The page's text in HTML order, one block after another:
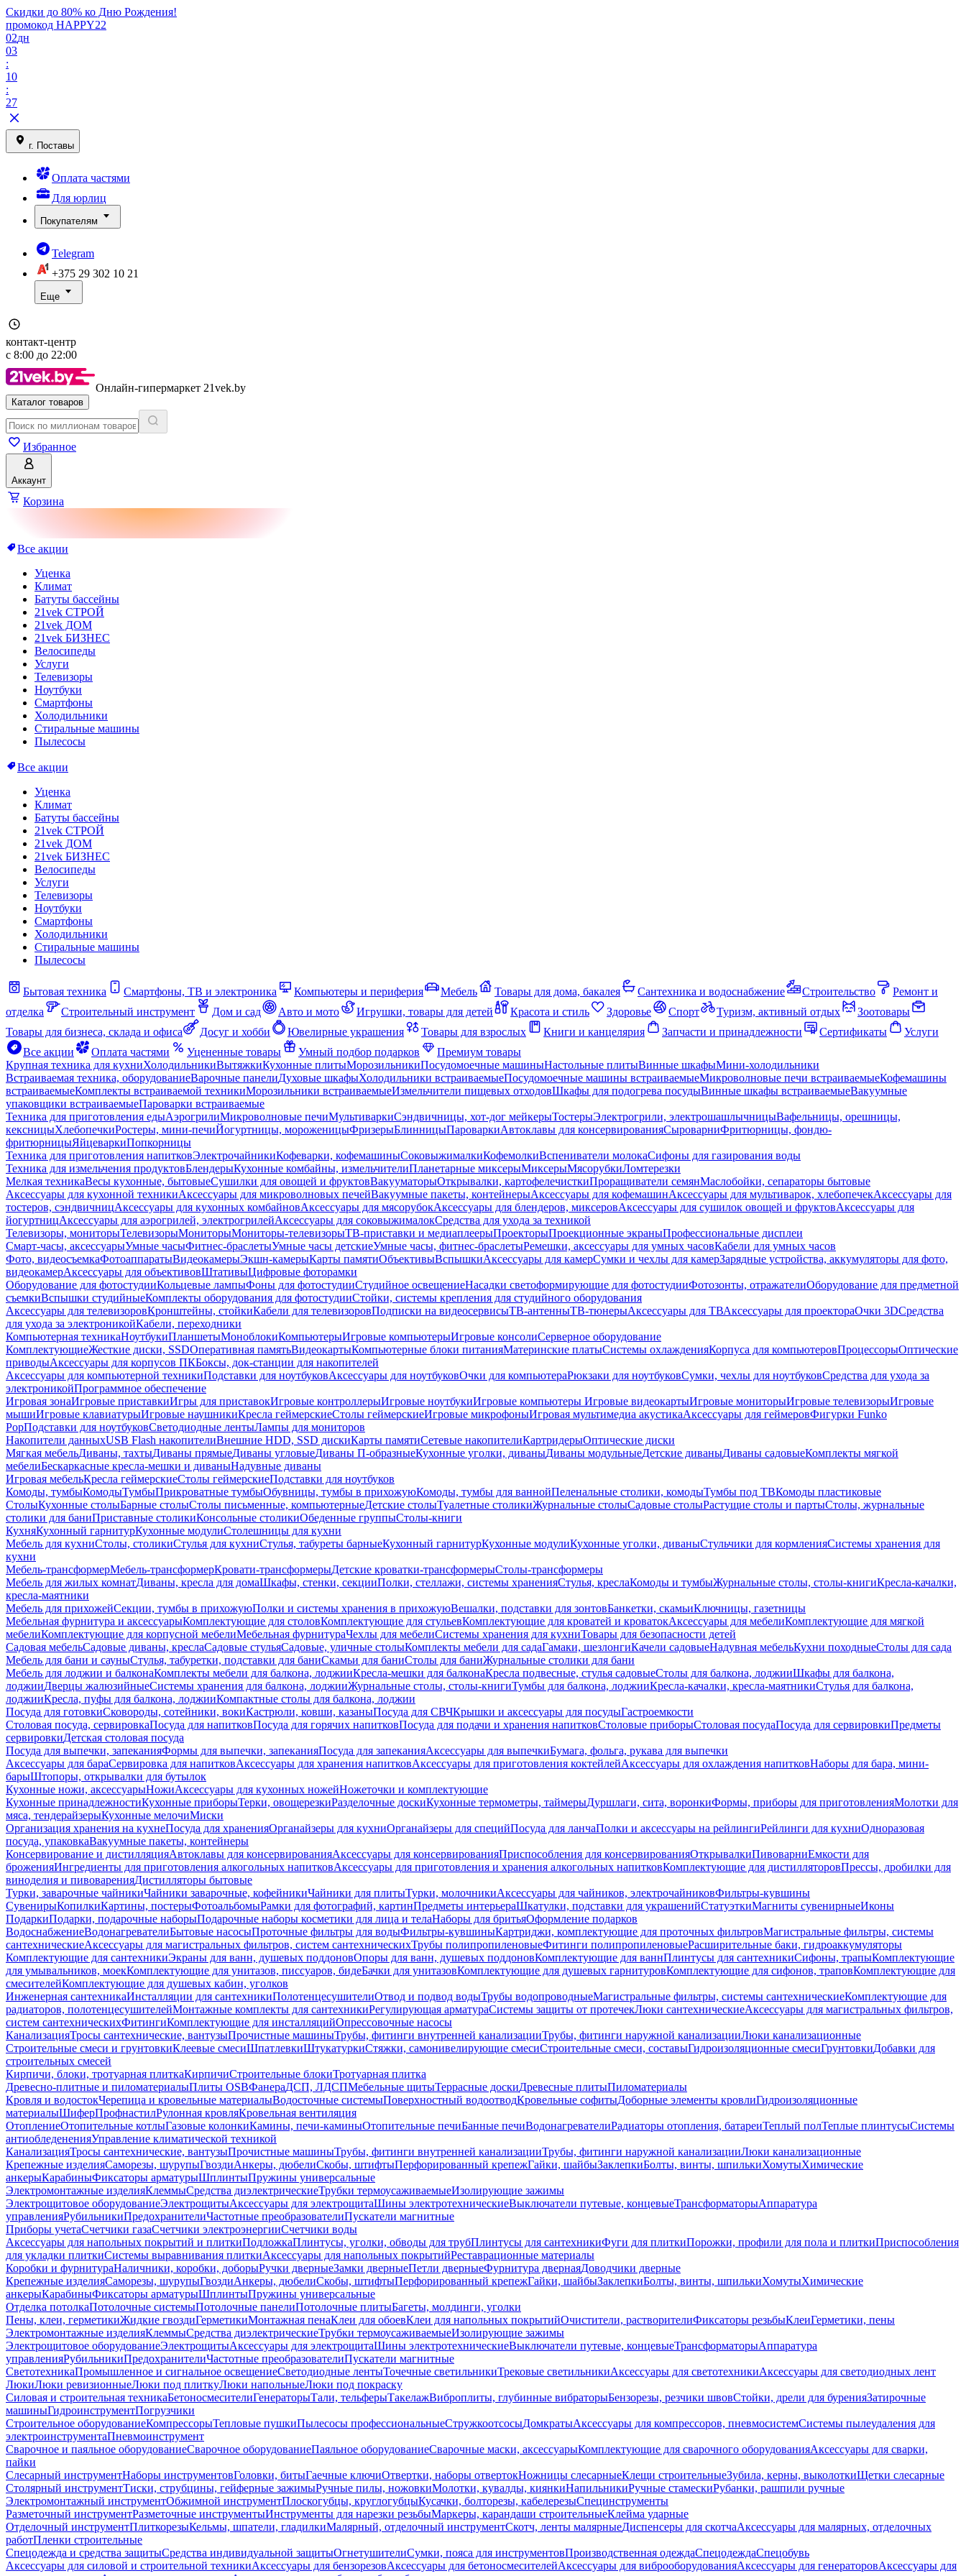
Скидки до 80% ко Дню Рождения!
промокод HAPPY22
02дн
03
:
10
:
27
г. Поставы
Оплата частями
Для юрлиц
Покупателям
Telegram
+375 29 302 10 21
Еще
контакт-центр
с 8:00 до 22:00
Онлайн-гипермаркет 21vek.by
Каталог товаров
Избранное
Аккаунт
Корзина
Все акции
Уценка
Климат
Батуты бассейны
21vek СТРОЙ
21vek ДОМ
21vek БИЗНЕС
Велосипеды
Услуги
Телевизоры
Ноутбуки
Смартфоны
Холодильники
Стиральные машины
Пылесосы
Все акции
Уценка
Климат
Батуты бассейны
21vek СТРОЙ
21vek ДОМ
21vek БИЗНЕС
Велосипеды
Услуги
Телевизоры
Ноутбуки
Смартфоны
Холодильники
Стиральные машины
Пылесосы
Бытовая техника Смартфоны, ТВ и электроника Компьютеры и периферия Мебель Товары для дома, бакалея Сантехника и водоснабжение Строительство
Ремонт и
отделка
Строительный инструмент Дом и сад Авто и мото Игрушки, товары для детей Красота и стиль Здоровье Спорт Туризм, активный отдых
Зоотовары
Товары для бизнеса, склада и офиса
Досуг и хобби Ювелирные украшения Товары для взрослых Книги и канцелярия Запчасти и принадлежности Сертификаты
Услуги
Все акции
Оплата частями Уцененные товары Умный подбор подарков
Премиум товары
Крупная техника для кухниХолодильникиВытяжкиКухонные плитыМорозильникиПосудомоечные машиныНастольные плитыВинные шкафыМини-холодильники
Встраиваемая техника, оборудованиеВарочные панелиДуховые шкафыХолодильники встраиваемыеПосудомоечные машины встраиваемыеМикроволновые печи встраиваемыеКофемашины
встраиваемыеКомплекты встраиваемой техникиМорозильники встраиваемыеИзмельчители пищевых отходовШкафы для подогрева посудыВинные шкафы встраиваемыеВакуумные
упаковщики встраиваемыеПароварки встраиваемые
Техника для приготовления едыАэрогрилиМикроволновые печиМультиваркиСэндвичницы, хот-дог мейкерыТостерыЭлектрогрили, электрошашлычницыВафельницы, орешницы,
кексницыХлебопечкиРостеры, мини-печиЙогуртницы, мороженицыФризерыБлинницыПароваркиАвтоклавы для консервированияСыроварниФритюрницы, фондю-
фритюрницыЯйцеваркиПопкорницы
Техника для приготовления напитковЭлектрочайникиКофеварки, кофемашиныСоковыжималкиКофемолкиВспениватели молокаСифоны для газирования воды
Техника для измельчения продуктовБлендерыКухонные комбайны, измельчителиПланетарные миксерыМиксерыМясорубкиЛомтерезки
Мелкая техникаВесы кухонные, бытовыеСушилки для овощей и фруктовВакууматорыОткрывалки, картофелечисткиПроращиватели семянМаслобойки, сепараторы бытовые
Аксессуары для кухонной техникиАксессуары для микроволновых печейВакуумные пакеты, контейнерыАксессуары для кофемашинАксессуары для мультиварок, хлебопечекАксессуары для
тостеров, сэндвичницАксессуары для кухонных комбайновАксессуары для мясорубокАксессуары для блендеров, миксеровАксессуары для сушилок овощей и фруктовАксессуары для
йогуртницАксессуары для аэрогрилей, электрогрилейАксессуары для соковыжималокСредства для ухода за техникой
Телевизоры, мониторыТелевизорыМониторыМониторы-телевизорыТВ-приставки и медиаплеерыПроекторыПроекционные экраныПрофессиональные дисплеи
Смарт-часы, аксессуарыУмные часыФитнес-браслетыУмные часы детскиеУмные часы, фитнес-браслетыРемешки, аксессуары для умных часовКабели для умных часов
Фото, видеосъемкаФотоаппаратыВидеокамерыЭкшн-камерыКарты памятиОбъективыВспышкиАксессуары для камерСумки и чехлы для камерЗарядные устройства, аккумуляторы для фото,
видеокамерАксессуары для объективовШтативыЦифровые фоторамки
Оборудование для фотостудииКольцевые лампыФоны для фотостудииСтудийное освещениеНасадки светоформирующие для фотостудииФотозонты, отражателиОборудование для предметной
съемкиВспышки студийныеКомплекты оборудования для фотостудииСтойки, системы крепления для студийного оборудования
Аксессуары для телевизоровКронштейны, стойкиКабели для телевизоровПодписки на видеосервисыТВ-антенныТВ-тюнерыАксессуары для ТВАксессуары для проектораОчки 3DСредства
для ухода за электроникойКабели, переходники
Компьютерная техникаНоутбукиПланшетыМоноблокиКомпьютерыИгровые компьютерыИгровые консолиСерверное оборудование
КомплектующиеЖесткие диски, SSDОперативная памятьВидеокартыКомпьютерные блоки питанияМатеринские платыСистемы охлажденияКорпуса для компьютеровПроцессорыОптические
приводыАксессуары для корпусов ПКБоксы, док-станции для накопителей
Аксессуары для компьютерной техникиПодставки для ноутбуковАксессуары для ноутбуковОчки для компьютераРюкзаки для ноутбуковСумки, чехлы для ноутбуковСредства для ухода за
электроникойПрограммное обеспечение
Игровая зонаИгровые приставкиИгры для приставокИгровые контроллерыИгровые ноутбукиИгровые компьютеры Игровые видеокартыИгровые мониторыИгровые телевизорыИгровые
мышиИгровые клавиатурыИгровые наушникиКресла геймерскиеСтолы геймерскиеИгровые микрофоныИгровая мультимедиа акустикаАксессуары для геймеровФигурки Funko
PopПодставки для ноутбуковСветодиодные лентыЛампы для мониторов
Накопители данныхUSB Flash накопителиВнешние HDD, SSD дискиКарты памятиСетевые накопителиКартридерыОптические диски
Мягкая мебельДиваны, тахтыДиваны прямыеДиваны угловыеДиваны П-образныеКухонные уголки, диваныДиваны модульныеДетские диваныДиваны садовыеКомплекты мягкой
мебелиБескаркасные кресла-мешки и диваныНадувные диваны
Игровая мебельКресла геймерскиеСтолы геймерскиеПодставки для ноутбуков
Комоды, тумбыКомодыТумбыПрикроватные тумбыОбувницы, тумбы в прихожуюКомоды, тумбы для ваннойПеленальные столики, комодыТумбы под ТВКомоды пластиковые
СтолыКухонные столыБарные столыСтолы письменные, компьютерныеДетские столыТуалетные столикиЖурнальные столыСадовые столыРастущие столы и партыСтолы, журнальные
столики для баниПриставные столикиКонсольные столикиОбеденные группыСтолы-книги
КухняКухонный гарнитурКухонные модулиСтолешницы для кухни
Мебель для кухниСтолы, столикиСтулья для кухниСтулья, табуреты барныеКухонный гарнитурКухонные модулиКухонные уголки, диваныСтульчики для кормленияСистемы хранения для
кухни
Мебель-трансформерМебель-трансформерКровати-трансформерыДетские кроватки-трансформерыСтолы-трансформеры
Мебель для жилых комнатДиваны, кресла для домаШкафы, стенки, секцииПолки, стеллажи, системы храненияСтулья, креслаКомоды и тумбыЖурнальные столы, столы-книгиКресла-качалки,
кресла-маятники
Мебель для прихожейСекции, тумбы в прихожуюПолки и системы хранения в прихожуюВешалки, подставки для зонтовБанкетки, скамьиКлючницы, газетницы
Мебельная фурнитура и аксессуарыКомплектующие для столовКомплектующие для стульевКомплектующие для кроватей и кроватокАксессуары для мебелиКомплектующие для мягкой
мебелиКомплектующие для корпусной мебелиМебельная фурнитураЧехлы для мебелиСистемы хранения для кухниТовары для безопасности детей
Садовая мебельСадовые диваны, креслаСадовые стульяСадовые, уличные столыКомплекты мебели для садаГамаки, шезлонгиКачели садовыеНадувная мебельКухни походныеСтолы для сада
Мебель для бани и сауныСтулья, табуретки, подставки для баниСкамьи для баниСтолы для баниЖурнальные столики для бани
Мебель для лоджии и балконаКомплекты мебели для балкона, лоджииКресла-мешки для балконаКресла подвесные, стулья садовыеСтолы для балкона, лоджииШкафы для балкона,
лоджииДверцы жалюзийныеСистемы хранения для балкона, лоджииЖурнальные столы, столы-книгиТумбы для балкона, лоджииКресла-качалки, кресла-маятникиСтулья для балкона,
лоджииКресла, пуфы для балкона, лоджииКомпактные столы для балкона, лоджии
Посуда для готовкиСковороды, сотейники, вокиКастрюли, ковши, казаныПосуда для СВЧКрышки и аксессуары для посудыГастроемкости
Столовая посуда, сервировкаПосуда для напитковПосуда для горячих напитковПосуда для подачи и хранения напитковСтоловые приборыСтоловая посудаПосуда для сервировкиПредметы
сервировкиДетская столовая посуда
Посуда для выпечки, запеканияФормы для выпечки, запеканияПосуда для запеканияАксессуары для выпечкиБумага, фольга, рукава для выпечки
Аксессуары для бараСервировка для напитковАксессуары для хранения напитковАксессуары для приготовления коктейлейАксессуары для охлаждения напитковНаборы для бара, мини-
барыШтопоры, открывалки для бутылок
Кухонные ножи, аксессуарыНожиАксессуары для кухонных ножейНожеточки и комплектующие
Кухонные принадлежностиКухонные приборыТерки, овощерезкиРазделочные доскиКухонные термометры, таймерыДуршлаги, сита, воронкиФормы, приборы для приготовленияМолотки для
мяса, тендерайзерыКухонные мелочиМиски
Организация хранения на кухнеПосуда для храненияОрганайзеры для кухниОрганайзеры для специйПосуда для ланчаПолки и аксессуары на рейлингиРейлинги для кухниОдноразовая
посуда, упаковкаВакуумные пакеты, контейнеры
Консервирование и дистилляцияАвтоклавы для консервированияАксессуары для консервированияПриспособления для консервированияОткрывалкиПивоварниЕмкости для
броженияИнгредиенты для приготовления алкогольных напитковАксессуары для приготовления и хранения алкогольных напитковКомплектующие для дистилляторовПрессы, дробилки для
виноделия и пивоваренияДистилляторы бытовые
Турки, заварочные чайникиЧайники заварочные, кофейникиЧайники для плитыТурки, молочникиАксессуары для чайников, электрочайниковФильтры-кувшины
СувенирыКопилкиКартины, постерыФотоальбомыРамки для фотографий, картинПредметы интерьераШкатулки, подставки для украшенийСтатуэткиМагниты сувенирныеИконы
ПодаркиПодарки, подарочные наборыПодарочные наборы косметики для лица и телаНаборы для бритьяОформление подарков
ВодоснабжениеВодонагревателиБытовые насосыПроточные фильтры для водыФильтры-кувшиныКартриджи, комплектующие для проточных фильтровМагистральные фильтры, системы
сантехническиеАксессуары для магистральных фильтров, систем сантехническихТрубы полипропиленовыеФитинги полипропиленовыеРасширительные баки, гидроаккумуляторы
Комплектующие для сантехникиЭкраны для ванн, душевых поддоновОпоры для ванн, душевых поддоновКомплектующие для ваннПлинтусы для сантехникиСифоны, трапыКомплектующие
для умывальников, моекКомплектующие для унитазов, писсуаров, бидеБачки для унитазовКомплектующие для душевых гарнитуровКомплектующие для сифонов, траповКомплектующие для
смесителейКомплектующие для душевых кабин, уголков
Инженерная сантехникаИнсталляции для сантехникиПолотенцесушителиОтвод и подвод водыТрубы водопроводныеМагистральные фильтры, системы сантехническиеКомплектующие для
радиаторов, полотенцесушителейМонтажные комплекты для сантехникиРегулирующая арматураСистемы защиты от протечекЛюки сантехническиеАксессуары для магистральных фильтров,
систем сантехническихФитингиКомплектующие для инсталляцийОпрессовочные насосы
КанализацияТросы сантехнические, вантузыПрочистные машиныТрубы, фитинги внутренней канализацииТрубы, фитинги наружной канализацииЛюки канализационные
Строительные смеси и грунтовкиКлеевые смесиШпатлевкиШтукатуркиСтяжки, самонивелирующие смесиСтроительные смеси, составыГидроизоляционные смесиГрунтовкиДобавки для
строительных смесей
Кирпичи, блоки, тротуарная плиткаКирпичиСтроительные блокиТротуарная плитка
Древесно-плитные и пиломатериалыПлиты OSBФанераДСП, ЛДСПМебельные щитыТеррасные доскиДревесные плитыПиломатериалы
Кровля и водостокЧерепица и кровельные материалыВодосточные системыПоверхностный водоотводКровельные софитыДоборные элементы кровлиГидроизоляционные
материалыШиферПрофнастилРулонная кровляКровельная вентиляция
ОтоплениеОтопительные котлыГазовые колонкиКамины, печи-каминыОтопительные печиБанные печиВодонагревателиРадиаторы отопления, батареиТеплый полТеплые плинтусыСистемы
антиобледененияУправление климатической техникой
КанализацияТросы сантехнические, вантузыПрочистные машиныТрубы, фитинги внутренней канализацииТрубы, фитинги наружной канализацииЛюки канализационные
Крепежные изделияСаморезы, шурупыГвоздиАнкеры, дюбелиСкобы, штифтыПерфорированный крепежГайки, шайбыЗаклепкиБолты, винты, шпилькиХомутыХимические
анкерыКарабиныФиксаторы арматурыШплинтыПружины универсальные
Электромонтажные изделияКлеммыСредства диэлектрическиеТрубки термоусаживаемыеИзолирующие зажимы
Электрощитовое оборудованиеЭлектрощитыАксессуары для электрощитаШины электротехническиеВыключатели путевые, концевыеТрансформаторыАппаратура
управленияРубильникиПредохранителиЧастотные преобразователиПускатели магнитные
Приборы учетаСчетчики газаСчетчики электроэнергииСчетчики воды
Аксессуары для напольных покрытий и плиткиПодложкаПлинтусы, уголки, обводы для трубПлинтусы для сантехникиФуги для плиткиПорожки, профили для пола и плиткиПриспособления
для укладки плиткиСистемы выравнивания плиткиАксессуары для напольных покрытийРеставрационные материалы
Коробки и фурнитураНаличники, коробки, доборыРучки дверныеЗамки дверныеПетли дверныеФурнитура двернаяДоводчики дверные
Крепежные изделияСаморезы, шурупыГвоздиАнкеры, дюбелиСкобы, штифтыПерфорированный крепежГайки, шайбыЗаклепкиБолты, винты, шпилькиХомутыХимические
анкерыКарабиныФиксаторы арматурыШплинтыПружины универсальные
Отделка потолкаПотолочные системыПотолочные панелиПотолочные плитыБагеты, молдинги, уголки
Пены, клеи, герметикиЖидкие гвоздиГерметикиМонтажная пенаКлеи для обоевКлеи для напольных покрытийОчистители, растворителиФиксаторы резьбыКлеиГерметики, пены
Электромонтажные изделияКлеммыСредства диэлектрическиеТрубки термоусаживаемыеИзолирующие зажимы
Электрощитовое оборудованиеЭлектрощитыАксессуары для электрощитаШины электротехническиеВыключатели путевые, концевыеТрансформаторыАппаратура
управленияРубильникиПредохранителиЧастотные преобразователиПускатели магнитные
СветотехникаПромышленное и сигнальное освещениеСветодиодные лентыТочечные светильникиТрековые светильникиАксессуары для светотехникиАксессуары для светодиодных лент
ЛюкиЛюки ревизионныеЛюки под плиткуЛюки напольныеЛюки под покраску
Силовая и строительная техникаБетоносмесителиГенераторыТали, тельферыТакелажВиброплиты, глубинные вибраторыБензорезы, резчики швовСтойки, дрели для буренияЗатирочные
машиныГидроинструментПогрузчики
Строительное оборудованиеКомпрессорыТепловые пушкиПылесосы профессиональныеСтружкоотсосыДомкратыАксессуары для компрессоров, пневмосистемСистемы пылеудаления для
электроинструментаПневмоинструмент
Сварочное и паяльное оборудованиеСварочное оборудованиеПаяльное оборудованиеСварочные маски, аксессуарыКомплектующие для сварочного оборудованияАксессуары для сварки,
пайки
Слесарный инструментНаборы инструментовГоловки, битыГаечные ключиОтвертки, наборы отвертокНожницы слесарныеКлещи строительныеЗубила, керны, выколоткиЩетки слесарные
Столярный инструментТиски, струбцины, гейферные зажимыРучные пилы, ножовкиМолотки, кувалды, киянкиНапильникиРучные стамескиРубанки, рашпили ручные
Электромонтажный инструментОбжимной инструментПлоскогубцы, круглогубцыКусачки, болторезы, кабелерезыСпецинструменты
Разметочный инструментРазметочные инструментыИнструменты для нарезки резьбыМаркеры, карандаши строительныеКлейма ударные
Отделочный инструментПлиткорезыКельмы, шпатели, гладилкиМалярный, отделочный инструментСкотч, ленты малярныеДиспенсеры для скотчаАксессуары для малярных, отделочных
работПленки строительные
Спецодежда и средства защитыСредства индивидуальной защитыОгнетушителиСумки, пояса для инструментовПроизводственная одеждаСпецодеждаСпецобувь
Аксессуары для силовой и строительной техникиАксессуары для бензорезовАксессуары для бетоносмесителейАксессуары для виброоборудованияАксессуары для генераторовАксессуары для